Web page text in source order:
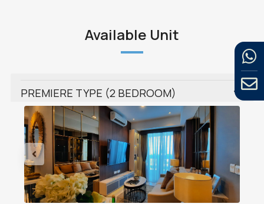
Available Unit
PREMIERE TYPE (2 BEDROOM)